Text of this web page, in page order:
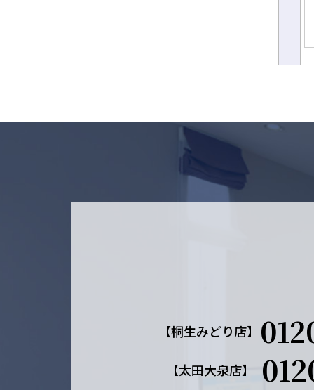
【桐生みどり店】
【太田大泉店】